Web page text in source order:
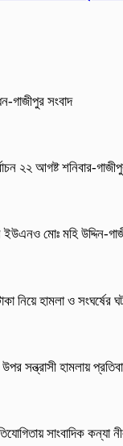
গাজীপুর সংবাদ
২২ আগষ্ট শনিবার-
ইউএনও মোঃ মহি উদ্দিন-
নিয়ে হামলা ও
সন্ত্রাসী হামলায়
সাংবাদিক কন্যা